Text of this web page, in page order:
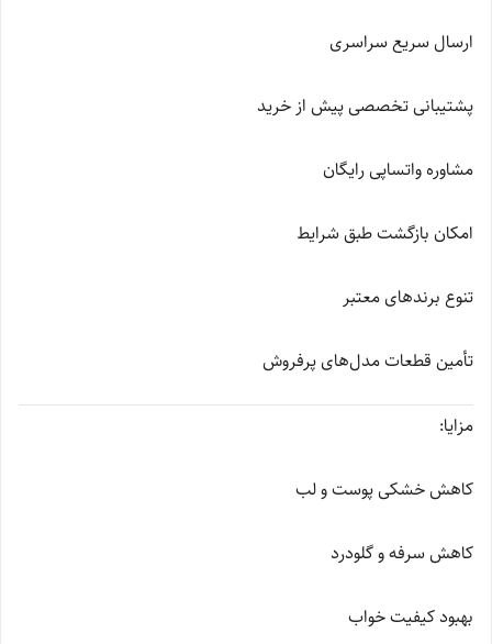
ارسال سریع سراسری
پشتیبانی تخصصی پیش از خرید
مشاوره واتساپی رایگان
امکان بازگشت طبق شرایط
تنوع برندهای معتبر
تأمین قطعات مدل‌های پرفروش
مزایا:
کاهش خشکی پوست و لب
کاهش سرفه و گلودرد
بهبود کیفیت خواب